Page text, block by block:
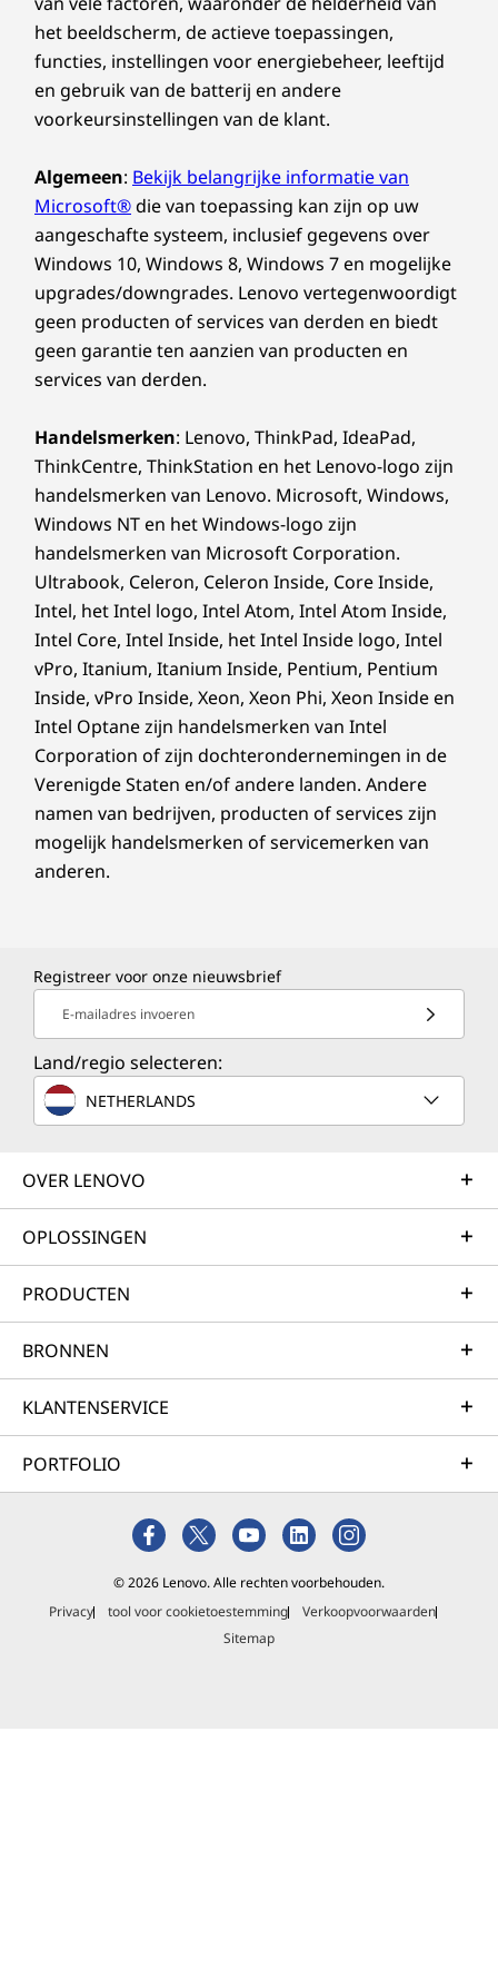
het beeldscherm, de actieve toepassingen,
functies, instellingen voor energiebeheer, leeftijd
en gebruik van de batterij en andere
voorkeursinstellingen van de klant.
Algemeen: Bekijk belangrijke informatie van
Microsoft®die van toepassing kan zijn op uw
aangeschafte systeem, inclusief gegevens over
Windows 10, Windows 8, Windows 7 en mogelijke
upgrades/downgrades. Lenovo vertegenwoordigt
geen producten of services van derden en biedt
geen garantie ten aanzien van producten en
services van derden.
Handelsmerken: Lenovo, ThinkPad, IdeaPad,
ThinkCentre, ThinkStation en het Lenovo-logo zijn
handelsmerken van Lenovo. Microsoft, Windows,
Windows NT en het Windows-logo zijn
handelsmerken van Microsoft Corporation.
Ultrabook, Celeron, Celeron Inside, Core Inside,
Intel, het Intel logo, Intel Atom, Intel Atom Inside,
Intel Core, Intel Inside, het Intel Inside logo, Intel
vPro, Itanium, Itanium Inside, Pentium, Pentium
Inside, vPro Inside, Xeon, Xeon Phi, Xeon Inside en
Intel Optane zijn handelsmerken van Intel
Corporation of zijn dochterondernemingen in de
Verenigde Staten en/of andere landen. Andere
namen van bedrijven, producten of services zijn
mogelijk handelsmerken of servicemerken van
anderen.
Registreer voor onze nieuwsbrief
E-mailadres invoeren
Land/regio selecteren:
NETHERLANDS
OVER LENOVO
OPLOSSINGEN
PRODUCTEN
BRONNEN
KLANTENSERVICE
PORTFOLIO
© 2026 Lenovo. Alle rechten voorbehouden.
Privacy
tool voor cookietoestemming
Verkoopvoorwaarden
Sitemap